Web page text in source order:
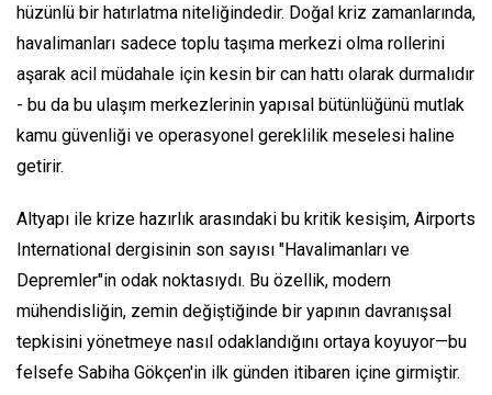
hüzünlü bir hatırlatma niteliğindedir. Doğal kriz zamanlarında,
havalimanları sadece toplu taşıma merkezi olma rollerini
aşarak acil müdahale için kesin bir can hattı olarak durmalıdır
- bu da bu ulaşım merkezlerinin yapısal bütünlüğünü mutlak
kamu güvenliği ve operasyonel gereklilik meselesi haline
getirir.
Altyapı ile krize hazırlık arasındaki bu kritik kesişim, Airports
International dergisinin son sayısı "Havalimanları ve
Depremler"in odak noktasıydı. Bu özellik, modern
mühendisliğin, zemin değiştiğinde bir yapının davranışsal
tepkisini yönetmeye nasıl odaklandığını ortaya koyuyor—bu
felsefe Sabiha Gökçen'in ilk günden itibaren içine girmiştir.